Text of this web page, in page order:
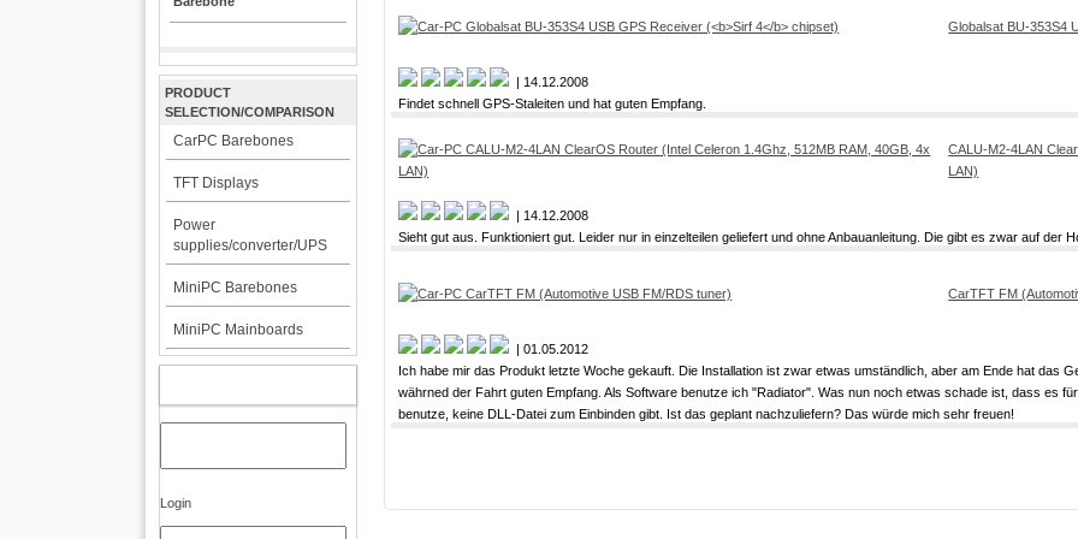
PRODUCT
SELECTION/COMPARISON
CarPC Barebones
TFT Displays
Power
supplies/converter/UPS
MiniPC Barebones
MiniPC Mainboards
Login
Globalsat BU-353S4
| 14.12.2008
Findet schnell GPS-Staleiten und hat guten Empfang.
CALU-M2-4LAN
LAN)
| 14.12.2008
Sieht gut aus. Funktioniert gut. Leider nur in einzelteilen geliefert und ohne Anbauanleitung. Die gibt es zwar auf der
CarTFT FM
| 01.05.2012
Ich habe mir das Produkt letzte Woche gekauft. Die Installation ist zwar etwas umständlich, aber am Ende hat das
währned der Fahrt guten Empfang. Als Software benutze ich "Radiator". Was nun noch etwas schade ist, dass es
benutze, keine DLL-Datei zum Einbinden gibt. Ist das geplant nachzuliefern? Das würde mich sehr freuen!